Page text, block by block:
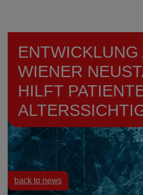
ENTWICKLUNG
WIENER
HILFT
Resources News
back to news